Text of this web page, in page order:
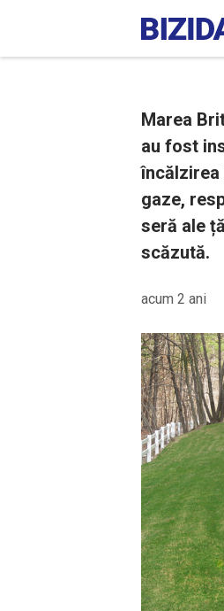
Marea
au fost
încălzirea
gaze,
seră ale
scăzută.
acum 2 ani